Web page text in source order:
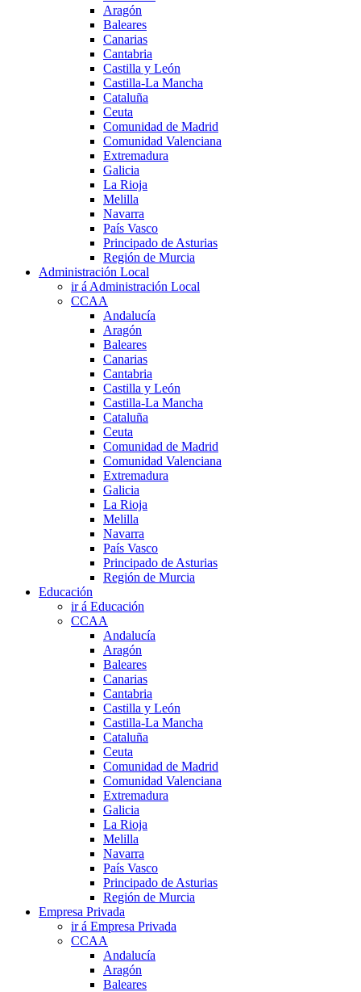
Aragón
Baleares
Canarias
Cantabria
Castilla y León
Castilla-La Mancha
Cataluña
Ceuta
Comunidad de Madrid
Comunidad Valenciana
Extremadura
Galicia
La Rioja
Melilla
Navarra
País Vasco
Principado de Asturias
Región de Murcia
Administración Local
ir á Administración Local
CCAA
Andalucía
Aragón
Baleares
Canarias
Cantabria
Castilla y León
Castilla-La Mancha
Cataluña
Ceuta
Comunidad de Madrid
Comunidad Valenciana
Extremadura
Galicia
La Rioja
Melilla
Navarra
País Vasco
Principado de Asturias
Región de Murcia
Educación
ir á Educación
CCAA
Andalucía
Aragón
Baleares
Canarias
Cantabria
Castilla y León
Castilla-La Mancha
Cataluña
Ceuta
Comunidad de Madrid
Comunidad Valenciana
Extremadura
Galicia
La Rioja
Melilla
Navarra
País Vasco
Principado de Asturias
Región de Murcia
Empresa Privada
ir á Empresa Privada
CCAA
Andalucía
Aragón
Baleares